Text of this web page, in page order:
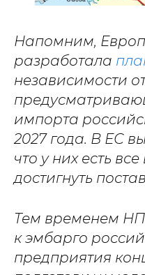
Напомним,
разработала
независимости
импорта
2027 года. В ЕС
что у них есть
достигнуть
Тем временем
к эмбарго
предприятия